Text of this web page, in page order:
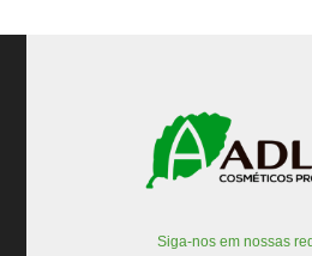
Siga-nos em nossas